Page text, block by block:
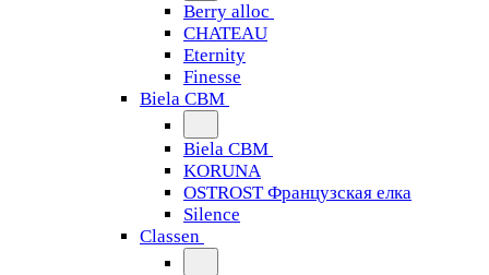
Berry alloc
CHATEAU
Eternity
Finesse
Biela CBM
Biela CBM
KORUNA
OSTROST Французская елка
Silence
Classen